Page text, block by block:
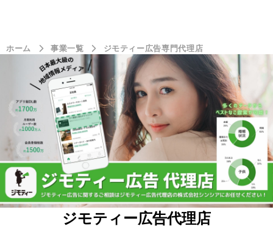
ホーム 事業一覧 ジモティー広告専門代理店
ジモティー広告代理店